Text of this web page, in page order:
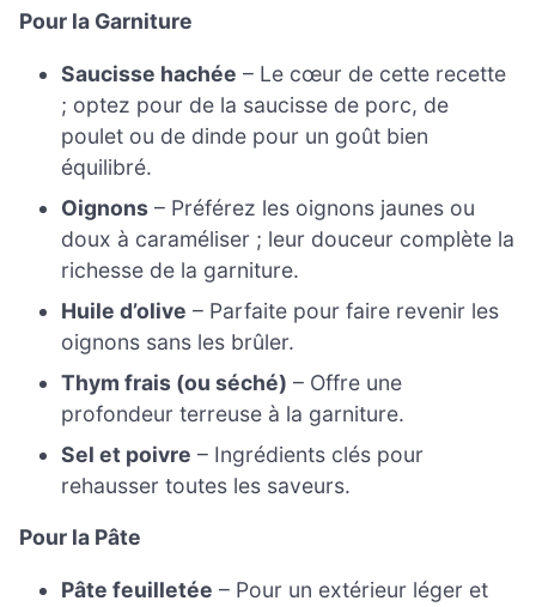
Pour la Garniture
Saucisse hachée – Le cœur de cette recette
; optez pour de la saucisse de porc, de
poulet ou de dinde pour un goût bien
équilibré.
Oignons – Préférez les oignons jaunes ou
doux à caraméliser ; leur douceur complète la
richesse de la garniture.
Huile d’olive – Parfaite pour faire revenir les
oignons sans les brûler.
Thym frais (ou séché) – Offre une
profondeur terreuse à la garniture.
Sel et poivre – Ingrédients clés pour
rehausser toutes les saveurs.
Pour la Pâte
Pâte feuilletée – Pour un extérieur léger et